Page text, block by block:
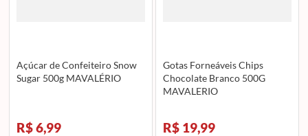
Açúcar de Confeiteiro Snow
Sugar 500g MAVALÉRIO
R$ 6,99
Gotas Forneáveis Chips
Chocolate Branco 500G
MAVALERIO
R$ 19,99